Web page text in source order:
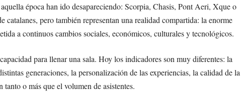
época han ido desapareciendo: Scorpia, Chasis, Pont Aeri, Xque o
pero también representan una realidad compartida: la enorme
a continuos cambios sociales, económicos, culturales y tecnológicos.
para llenar una sala. Hoy los indicadores son muy diferentes: la
generaciones, la personalización de las experiencias, la calidad de la
o más que el volumen de asistentes.